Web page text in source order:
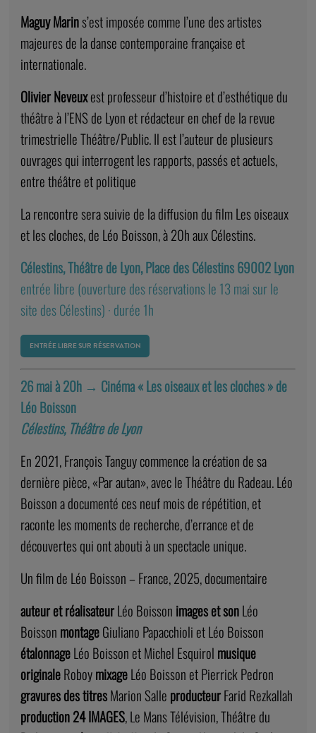
Maguy Marins’est imposée comme l’une des artistes
majeures de la danse contemporaine française et
internationale.
Olivier Neveuxest professeur d’histoire et d’esthétique du
théâtre à l’ENS de Lyon et rédacteur en chef de la revue
trimestrielle Théâtre/Public. Il est l’auteur de plusieurs
ouvrages qui interrogent les rapports, passés et actuels,
entre théâtre et politique
La rencontre sera suivie de la diffusion du film Les oiseaux
et les cloches, de Léo Boisson, à 20h aux Célestins.
Célestins, Théâtre de Lyon, Place des Célestins 69002 Lyon
entrée libre (ouverture des réservations le 13 mai sur le
site des Célestins) · durée 1h
ENTRÉE LIBRE SUR RÉSERVATION
26 mai à 20h → Cinéma « Les oiseaux et les cloches » de
Léo Boisson
Célestins, Théâtre de Lyon
En 2021, François Tanguy commence la création de sa
dernière pièce, «Par autan», avec le Théâtre du Radeau. Léo
Boisson a documenté ces neuf mois de répétition, et
raconte les moments de recherche, d’errance et de
découvertes qui ont abouti à un spectacle unique.
Un film de Léo Boisson – France, 2025, documentaire
auteur et réalisateurLéo Boisson images et sonLéo
Boisson montageGiuliano Papacchioli et Léo Boisson
étalonnageLéo Boisson et Michel Esquirol musique
originaleRoboymixageLéo Boisson et Pierrick Pedron
gravures des titresMarion Salle producteurFarid Rezkallah
production 24 IMAGES, Le Mans Télévision, Théâtre du